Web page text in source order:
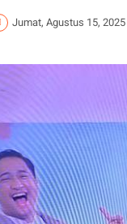
Jumat, Agustus 15, 2025